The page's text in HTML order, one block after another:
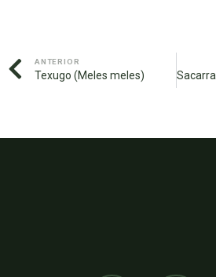
ANTERIOR
Texugo (Meles meles)